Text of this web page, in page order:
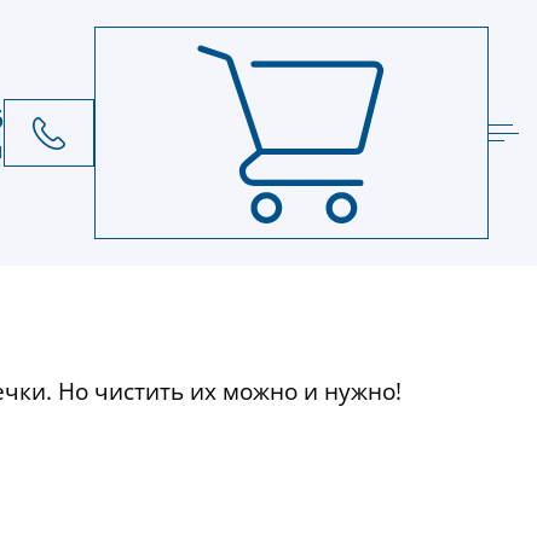
Но чистить их можно и нужно!